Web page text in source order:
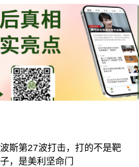
波斯第27波打击，打的不是靶
子，是美利坚命门